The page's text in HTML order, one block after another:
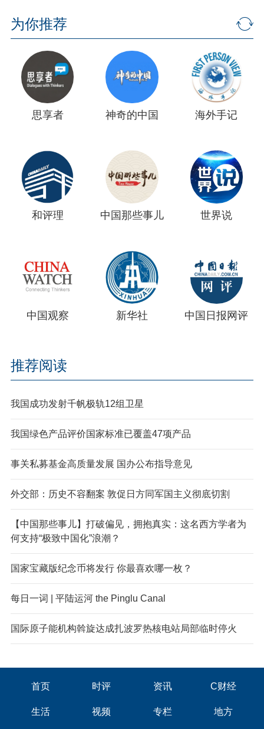
为你推荐
思享者 神奇的中国 海外手记
和评理 中国那些事儿 世界说
中国观察 新华社 中国日报网评
推荐阅读
我国成功发射千帆极轨12组卫星
我国绿色产品评价国家标准已覆盖47项产品
事关私募基金高质量发展 国办公布指导意见
外交部：历史不容翻案 敦促日方同军国主义彻底切割
【中国那些事儿】打破偏见，拥抱真实：这名西方学者为
何支持“极致中国化”浪潮？
国家宝藏版纪念币将发行 你最喜欢哪一枚？
每日一词 | 平陆运河 the Pinglu Canal
国际原子能机构斡旋达成扎波罗热核电站局部临时停火
首页 时评 资讯 C财经
生活 视频 专栏 地方